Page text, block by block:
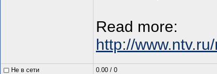
Read more:
http://
Не в сети 0.00 / 0